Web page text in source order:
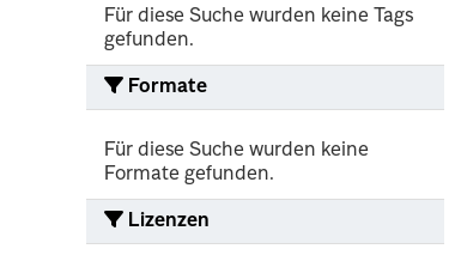
Für diese Suche wurden keine Tags
gefunden.
Formate
Für diese Suche wurden keine
Formate gefunden.
Lizenzen